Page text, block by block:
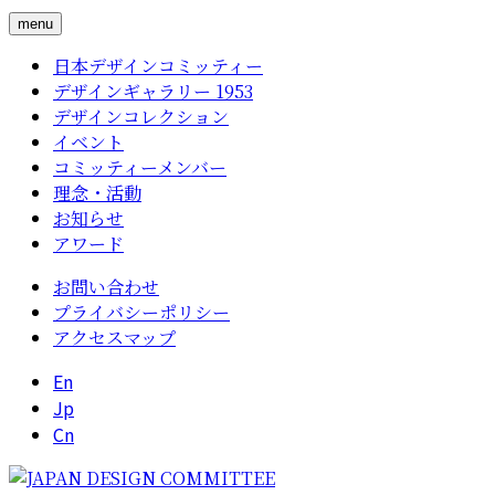
menu
日本デザインコミッティー
デザインギャラリー 1953
デザインコレクション
イベント
コミッティーメンバー
理念・活動
お知らせ
アワード
お問い合わせ
プライバシーポリシー
アクセスマップ
En
Jp
Cn